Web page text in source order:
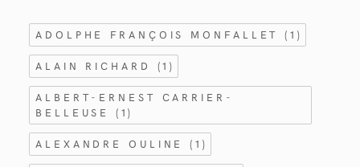
ADOLPHE FRANÇOIS MONFALLET(1)
ALAIN RICHARD (1)
ALBERT-ERNEST CARRIER-
BELLEUSE(1)
ALEXANDRE OULINE(1)